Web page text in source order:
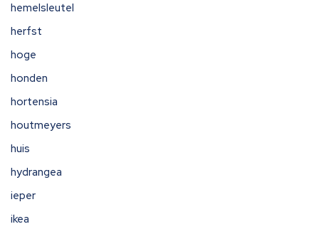
hemelsleutel
herfst
hoge
honden
hortensia
houtmeyers
huis
hydrangea
ieper
ikea